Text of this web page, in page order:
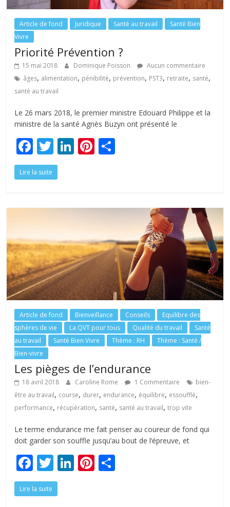
Article de fond Juridique Santé au travail
Santé Bien
Vivre
Priorité Prévention ?
15 mai 2018 Dominique Poisson
Aucun commentaire
âges, alimentation, pénibilité, prévention, PST3, retraite, santé,
santé au travail
Le 26 mars 2018, le premier ministre Edouard Philippe et la
ministre de la santé Agnès Buzyn ont présenté le
F
ac
e
o
o
k
T
w
itt
Li
dI
Pi
st er
Lire la suite
Article de fond Bienveillance Conseils
Equilibre des
sphères de vie
La QVT pour tous Qualité du travail
Santé
au travail
Santé Bien Vivre Thème : RH
Thème : Santé /
Bien-vivre
Les pièges de l’endurance
18 avril 2018 Caroline Rome 1 Commentaire
bien-
être au travail, course, durer, endurance, équilibre, essoufflé,
performance, récupération, santé, santé au travail,trop vite
Le terme endurance me fait penser au coureur de fond qui
doit garder son souffle jusqu’au bout de l’épreuve, et
F
ac
e
T
w
itt
Li Pi
Lire la suite